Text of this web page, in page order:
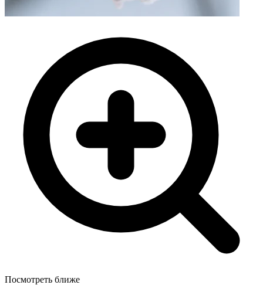
Посмотреть ближе